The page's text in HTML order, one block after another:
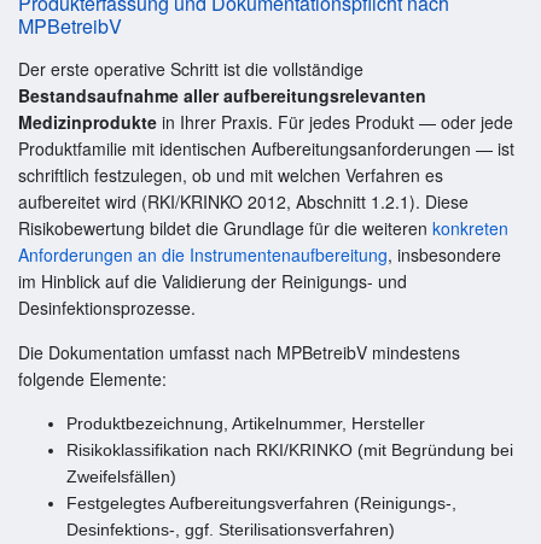
MPBetreibV
Der erste operative Schritt ist die vollständige
Bestandsaufnahme aller aufbereitungsrelevanten
Medizinprodukte in Ihrer Praxis. Für jedes Produkt — oder jede
Produktfamilie mit identischen Aufbereitungsanforderungen — ist
schriftlich festzulegen, ob und mit welchen Verfahren es
aufbereitet wird (RKI/KRINKO 2012, Abschnitt 1.2.1). Diese
Risikobewertung bildet die Grundlage für die weiteren konkreten
Anforderungen an die Instrumentenaufbereitung, insbesondere
im Hinblick auf die Validierung der Reinigungs- und
Desinfektionsprozesse.
Die Dokumentation umfasst nach MPBetreibV mindestens
folgende Elemente:
Produktbezeichnung, Artikelnummer, Hersteller
Risikoklassifikation nach RKI/KRINKO (mit Begründung bei
Zweifelsfällen)
Festgelegtes Aufbereitungsverfahren (Reinigungs-,
Desinfektions-, ggf. Sterilisationsverfahren)